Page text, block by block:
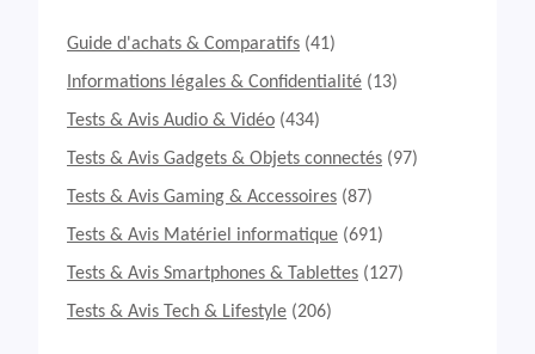
Guide d'achats & Comparatifs (41)
Informations légales & Confidentialité (13)
Tests & Avis Audio & Vidéo (434)
Tests & Avis Gadgets & Objets connectés (97)
Tests & Avis Gaming & Accessoires (87)
Tests & Avis Matériel informatique (691)
Tests & Avis Smartphones & Tablettes (127)
Tests & Avis Tech & Lifestyle (206)